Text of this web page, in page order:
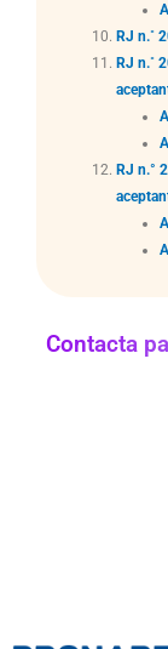
RJ n.˚
RJ n.˚
RJ n.°
Contacta